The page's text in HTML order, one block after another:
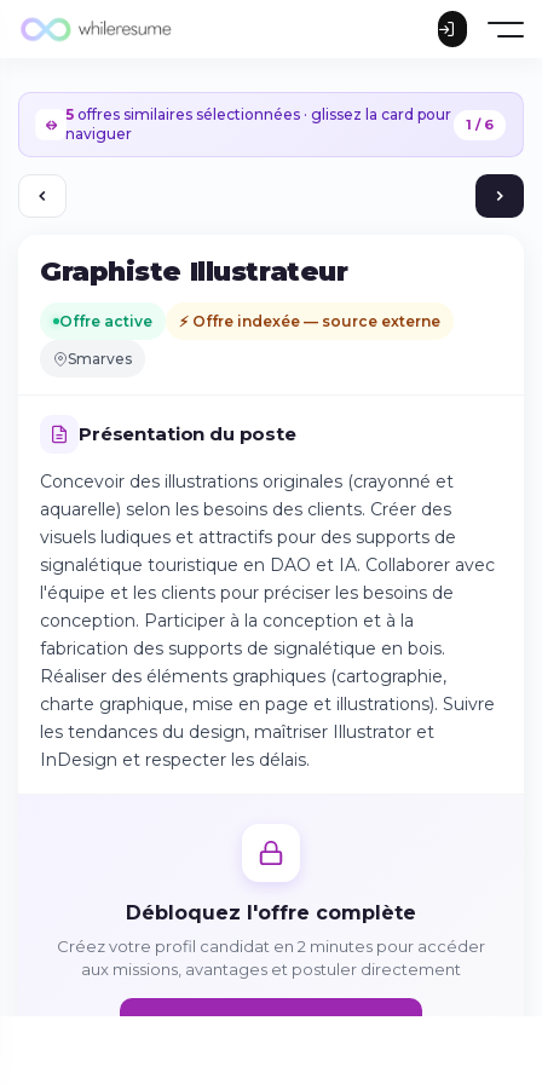
5 offres similaires sélectionnées · glissez la card pour
naviguer
1 / 6
Graphiste Illustrateur
Offre active ⚡ Offre indexée — source externe
Smarves
Présentation du poste
Concevoir des illustrations originales (crayonné et
aquarelle) selon les besoins des clients. Créer des
visuels ludiques et attractifs pour des supports de
signalétique touristique en DAO et IA. Collaborer avec
l'équipe et les clients pour préciser les besoins de
conception. Participer à la conception et à la
fabrication des supports de signalétique en bois.
Réaliser des éléments graphiques (cartographie,
charte graphique, mise en page et illustrations). Suivre
les tendances du design, maîtriser Illustrator et
InDesign et respecter les délais.
Débloquez l'offre complète
Créez votre profil candidat en 2 minutes pour accéder
aux missions, avantages et postuler directement
Téléchargez l'app sur l'App Store
Continuer sur Android
Téléchargez l'app sur Google Play